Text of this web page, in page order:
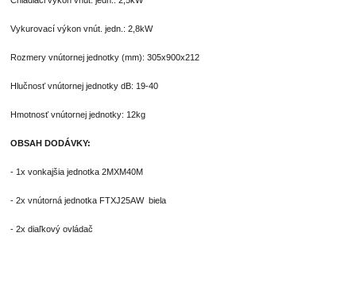
Vykurovací výkon vnút. jedn.: 2,8kW
Rozmery vnútornej jednotky (mm): 305x900x212
Hlučnosť vnútornej jednotky dB: 19-40
Hmotnosť vnútornej jednotky: 12kg
OBSAH DODÁVKY:
- 1x vonkajšia jednotka 2MXM40M
- 2x vnútorná jednotka FTXJ25AW biela
- 2x diaľkový ovládač